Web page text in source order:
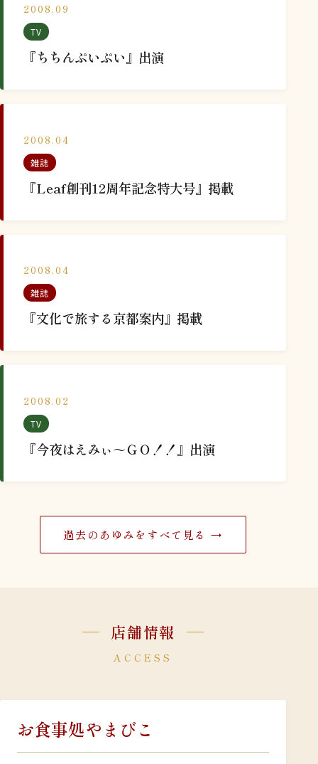
2008.09
TV
『ちちんぷいぷい』出演
2008.04
雑誌
『Leaf創刊12周年記念特大号』掲載
2008.04
雑誌
『文化で旅する京都案内』掲載
2008.02
TV
『今夜はえみぃ～ＧＯ！！』出演
過去のあゆみをすべて見る →
店舗情報
ACCESS
お食事処やまびこ